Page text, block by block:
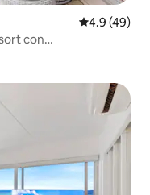
Calificación
4.9 (49)
con